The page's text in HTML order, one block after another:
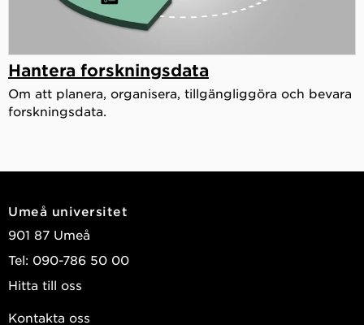
Hantera forskningsdata
Om att planera, organisera, tillgängliggöra och bevara
forskningsdata.
Umeå universitet
901 87 Umeå
Tel: 090-786 50 00
Hitta till oss
Kontakta oss